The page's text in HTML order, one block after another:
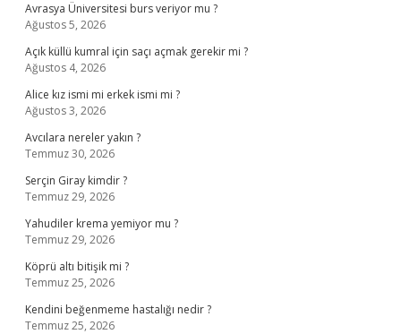
Avrasya Üniversitesi burs veriyor mu ?
Ağustos 5, 2026
Açık küllü kumral için saçı açmak gerekir mi ?
Ağustos 4, 2026
Alice kız ismi mi erkek ismi mi ?
Ağustos 3, 2026
Avcılara nereler yakın ?
Temmuz 30, 2026
Serçin Giray kimdir ?
Temmuz 29, 2026
Yahudiler krema yemiyor mu ?
Temmuz 29, 2026
Köprü altı bitişik mi ?
Temmuz 25, 2026
Kendini beğenmeme hastalığı nedir ?
Temmuz 25, 2026